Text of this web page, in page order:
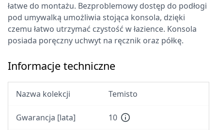
łatwe do montażu. Bezproblemowy dostęp do podłogi
pod umywalką umożliwia stojąca konsola, dzięki
czemu łatwo utrzymać czystość w łazience. Konsola
posiada poręczny uchwyt na ręcznik oraz półkę.
Informacje techniczne
Nazwa kolekcji Temisto
Gwarancja [lata] 10